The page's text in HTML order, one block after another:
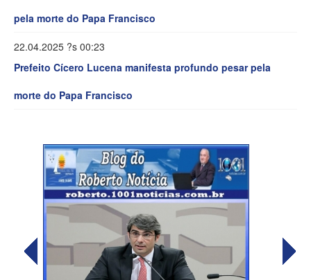
pela morte do Papa Francisco
22.04.2025 ?s 00:23
Prefeito Cícero Lucena manifesta profundo pesar pela
morte do Papa Francisco